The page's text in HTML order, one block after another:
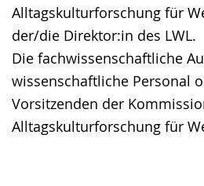
Alltagskulturforschung für
der/die Direktor:in des LWL.
Die fachwissenschaftliche
wissenschaftliche Personal
Vorsitzenden der
Alltagskulturforschung für